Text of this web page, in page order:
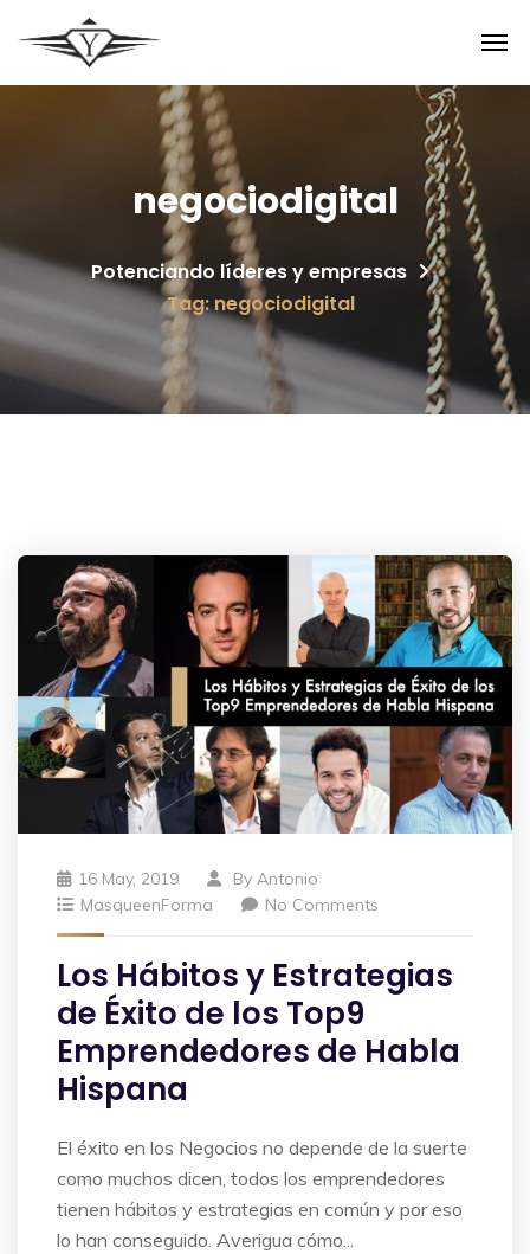
negociodigital
Potenciando líderes y empresas
Tag: negociodigital
16 May, 2019 By Antonio
MasqueenForma
No Comments
Los Hábitos y Estrategias
de Éxito de los Top9
Emprendedores de Habla
Hispana
El éxito en los Negocios no depende de la suerte
como muchos dicen, todos los emprendedores
tienen hábitos y estrategias en común y por eso
lo han conseguido. Averigua cómo...